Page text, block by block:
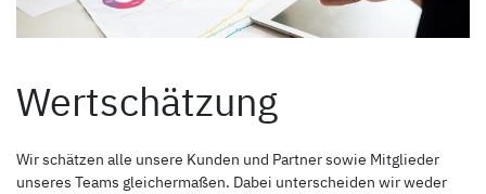
Wertschätzung
Wir schätzen alle unsere Kunden und Partner sowie Mitglieder
unseres Teams gleichermaßen. Dabei unterscheiden wir weder